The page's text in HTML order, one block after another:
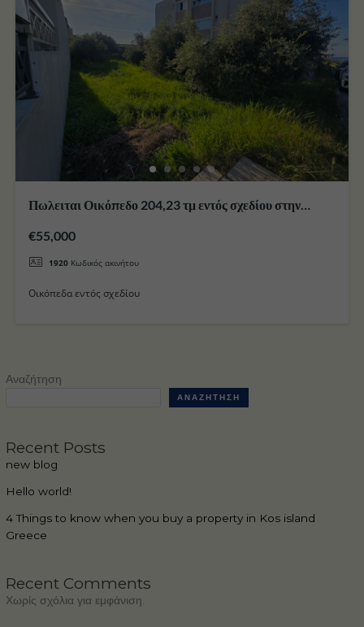
Πωλειται Οικόπεδο 204,23 τμ εντός σχεδίου στην
€55,000
1920 Κωδικός ακινήτου
Οικόπεδα εντός σχεδίου
Αναζήτηση
ΑΝΑΖΉΤΗΣΗ
Recent Posts
new blog
Hello world!
4 Things to know when you buy a property in Kos island
Greece
Recent Comments
Χωρίς σχόλια για εμφάνιση.